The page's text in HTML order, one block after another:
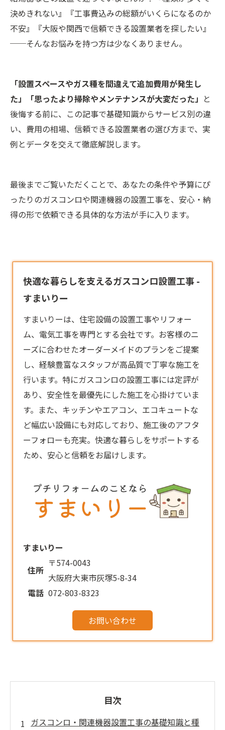
決めきれない』『工事費込みの総額がいくらになるのか
不安』『大阪や関西で信頼できる設置業者を探したい』
──そんなお悩みを持つ方は少なくありません。
「設置スペースやガス種を間違えて追加費用が発生し
た」「思ったより掃除やメンテナンスが大変だった」 と
後悔する前に、この記事で基礎知識からサービス別の違
い、費用の相場、信頼できる設置業者の選び方まで、実
例とデータを交えて徹底解説します。
最後までご覧いただくことで、あなたの条件や予算にぴ
ったりのガスコンロや関連機器の設置工事を、安心・納
得の形で依頼できる具体的な方法が手に入ります。
快適な暮らしを支えるガスコンロ設置工事 -
すまいりー
すまいりーは、住宅設備の設置工事やリフォー
ム、電気工事を専門とする会社です。お客様のニ
ーズに合わせたオーダーメイドのプランをご提案
し、経験豊富なスタッフが高品質で丁寧な施工を
行います。特にガスコンロの設置工事には定評が
あり、安全性を最優先にした施工を心掛けていま
す。また、キッチンやエアコン、エコキュートな
ど幅広い設備にも対応しており、施工後のアフタ
ーフォローも充実。快適な暮らしをサポートする
ため、安心と信頼をお届けします。
すまいりー
住所
〒574-0043
大阪府大東市灰塚5-8-34
電話 072-803-8323
お問い合わせ
目次
ガスコンロ・関連機器設置工事の基礎知識と種